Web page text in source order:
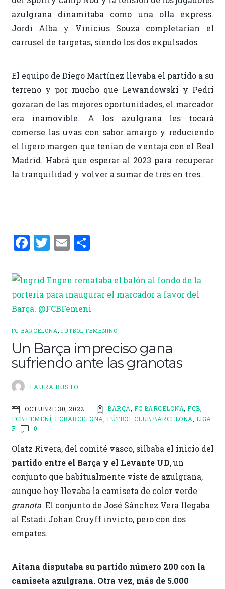
azulgrana dinamitaba como una olla express.
Jordi Alba y Vinícius Souza completarían el
carrusel de targetas, siendo los dos expulsados.
El equipo de Diego Martínez llevaba el partido a su
terreno y por mucho que Lewandowski y Pedri
gozaran de las mejores oportunidades, el marcador
era inamovible. A los azulgrana les tocará
comerse las uvas con sabor amargo y reduciendo
el ligero margen que tenían de ventaja con el Real
Madrid. Habrá que esperar al 2023 para recuperar
la tranquilidad y volver a sumar de tres en tres.
F
ce
b
o
o
k
T
it
te
r
E
ai
l
C
m
p
ar
ti
r
FC BARCELONA, FÚTBOL FEMENINO
Un Barça impreciso gana
sufriendo ante las granotas
LAURA BUSTO
OCTUBRE 30, 2022 BARÇA, FC BARCELONA,FCB,
FCB FEMENÍ,FCBARCELONA, FÚTBOL CLUB BARCELONA, LIGA
F
0
Olatz Rivera, del comité vasco, silbaba el inicio del
partido entre el Barça y el Levante UD, un
conjunto que habitualmente viste de azulgrana,
aunque hoy llevaba la camiseta de color verde
granota. El conjunto de José Sánchez Vera llegaba
al Estadi Johan Cruyff invicto, pero con dos
empates.
Aitana disputaba su partido número 200 con la
camiseta azulgrana. Otra vez, más de 5.000